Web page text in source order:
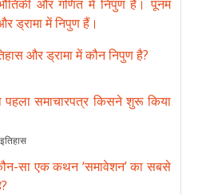
और गणित में निपुण हैं। पूनम
ड्रामा में निपुण हैं।
और ड्रामा में कौन निपुण है?
पहला समाचारपत्र किसने शुरू किया
सा एक कथन ‘समावेशन’ का सबसे